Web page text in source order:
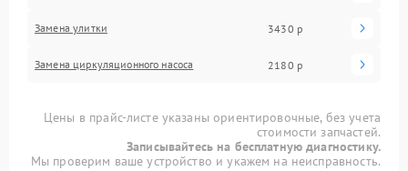
Замена улитки 3430 р
Замена циркуляционного насоса 2180 р
Цены в прайс-листе указаны ориентировочные, без учета
стоимости запчастей.
Записывайтесь на бесплатную диагностику.
Мы проверим ваше устройство и укажем на неисправность.